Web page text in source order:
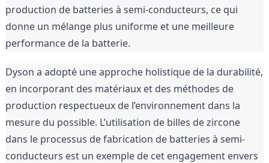
production de batteries à semi-conducteurs, ce qui
donne un mélange plus uniforme et une meilleure
performance de la batterie.
Dyson a adopté une approche holistique de la durabilité,
en incorporant des matériaux et des méthodes de
production respectueux de l’environnement dans la
mesure du possible. L’utilisation de billes de zircone
dans le processus de fabrication de batteries à semi-
conducteurs est un exemple de cet engagement envers